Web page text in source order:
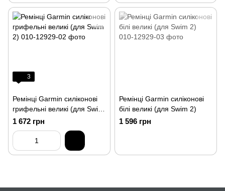
3
Ремінці Garmin силіконові
грифельні великі (для Swim
2)
1 672 грн
Ремінці Garmin силіконові
білі великі (для Swim 2)
1 596 грн